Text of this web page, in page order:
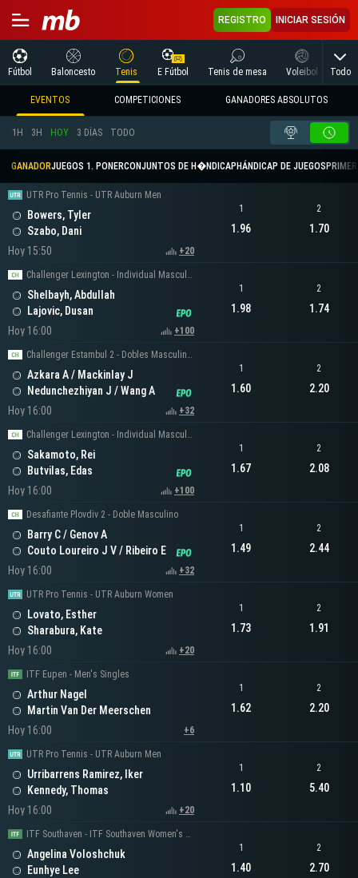
REGISTRO INICIAR SESIÓN
Fútbol Baloncesto Tenis E Fútbol Tenis de mesa Voleibol Todo
EVENTOS COMPETICIONES GANADORES ABSOLUTOS
1H 3H HOY 3 DÍAS TODO
GANADORJUEGOS 1. PONERCONJUNTOS DE H�NDICAP HÁNDICAP DE JUEGOS
UTR Pro Tennis - UTR Auburn Men
Bowers, Tyler
Szabo, Dani
Hoy 15:50
+20
1
1.96
2
1.70
Challenger Lexington - Individual Masculino
Shelbayh, Abdullah
Lajovic, Dusan
Hoy 16:00
+100
1
1.98
2
1.74
Challenger Estambul 2 - Dobles Masculinos
Azkara A / Mackinlay J
Nedunchezhiyan J / Wang A
Hoy 16:00
+32
1
1.60
2
2.20
Challenger Lexington - Individual Masculino
Sakamoto, Rei
Butvilas, Edas
Hoy 16:00
+100
1
1.67
2
2.08
Desafiante Plovdiv 2 - Doble Masculino
Barry C / Genov A
Couto Loureiro J V / Ribeiro E
Hoy 16:00
+32
1
1.49
2
2.44
UTR Pro Tennis - UTR Auburn Women
Lovato, Esther
Sharabura, Kate
Hoy 16:00
+20
1
1.73
2
1.91
ITF Eupen - Men's Singles
Arthur Nagel
Martin Van Der Meerschen
Hoy 16:00
+6
1
1.62
2
2.20
UTR Pro Tennis - UTR Auburn Men
Urribarrens Ramirez, Iker
Kennedy, Thomas
Hoy 16:00
+20
1
1.10
2
5.40
ITF Southaven - ITF Southaven Women's Singles
Angelina Voloshchuk
Eunhye Lee
1
1.40
2
2.70